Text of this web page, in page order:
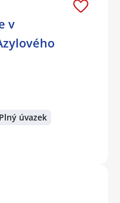
v
Plný úvazek